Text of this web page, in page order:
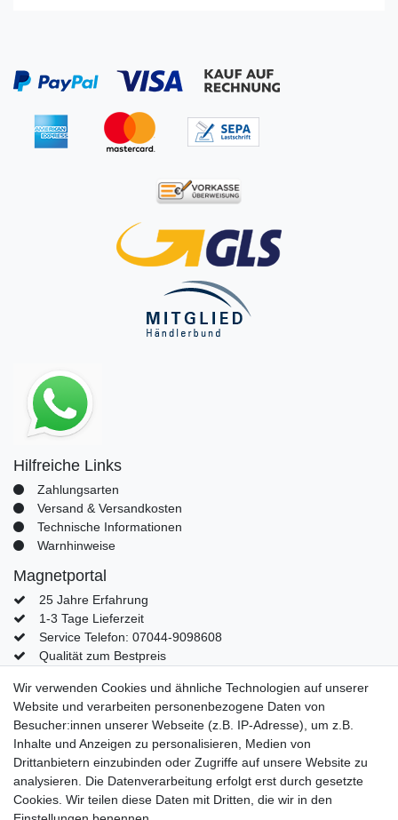
Hilfreiche Links
Zahlungsarten
Versand & Versandkosten
Technische Informationen
Warnhinweise
Magnetportal
25 Jahre Erfahrung
1-3 Tage Lieferzeit
Service Telefon: 07044-9098608
Qualität zum Bestpreis
Mein Konto
Konto
Login
Kontaktformular
Wir verwenden Cookies und ähnliche Technologien auf unserer
Website und verarbeiten personenbezogene Daten von
Besucher:innen unserer Webseite (z.B. IP-Adresse), um z.B.
Inhalte und Anzeigen zu personalisieren, Medien von
Drittanbietern einzubinden oder Zugriffe auf unsere Website zu
analysieren. Die Datenverarbeitung erfolgt erst durch gesetzte
Cookies. Wir teilen diese Daten mit Dritten, die wir in den